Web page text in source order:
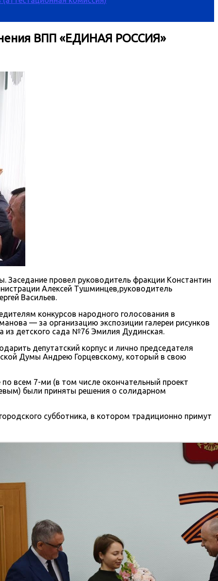
ВПП «ЕДИНАЯ РОССИЯ»
провел руководитель фракции Константин
Алексей Тушминцев,руководитель
Васильев.
конкурсов народного голосования в
— за организацию экспозиции галереи рисунков
из детского сада №76 Эмилия Дудинская.
депутатский корпус и лично председателя
Думы Андрею Горцевскому, который в свою
всем 7-ми (в том числе окончательный проект
были приняты решения о солидарном
субботника, в котором традиционно примут